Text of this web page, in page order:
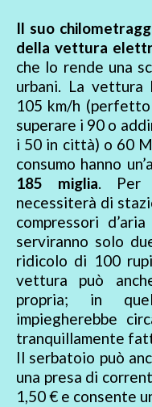
Il suo
della vettura
che lo rende una
urbani. La vettura
105 km/h
superare i 90 o
i 50 in città) o 60
consumo hanno
185 miglia. Per
necessiterà di
compressori
serviranno solo
ridicolo di 100
vettura può
propria; in
impiegherebbe
tranquillamente
Il serbatoio può
una presa di
1,50 € e consente